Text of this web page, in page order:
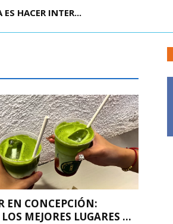
SE ESTÁ ENC...
EN CONCEPCIÓN:
MEJORES LUGARES ...